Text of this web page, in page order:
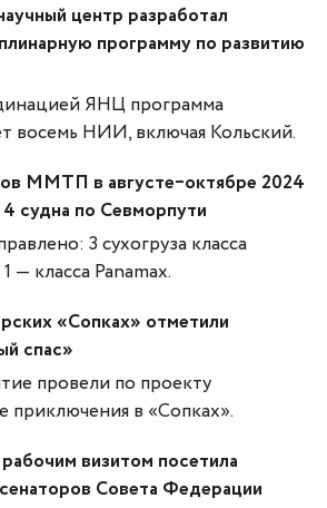
центр разработал
программу по развитию
ЯНЦ программа
восемь НИИ, включая Кольский.
ММТП в августе‒октябре 2024
судна по Севморпути
3 сухогруза класса
— класса Panamax.
«Сопках» отметили
спас»
провели по проекту
приключения в «Сопках».
визитом посетила
Совета Федерации